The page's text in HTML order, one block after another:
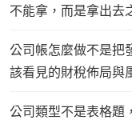
不能拿，而是拿出去
公司帳怎麼做不是把
該看見的財稅佈局與
公司類型不是表格題